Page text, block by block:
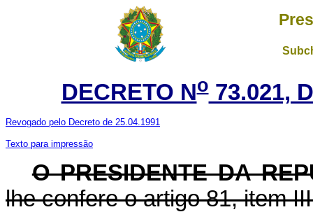
DECRETO No73.021,
Revogado pelo Decreto de 25.04.1991
Texto para impressão
O PRESIDENTE DA
lhe confere o artigo 81, item